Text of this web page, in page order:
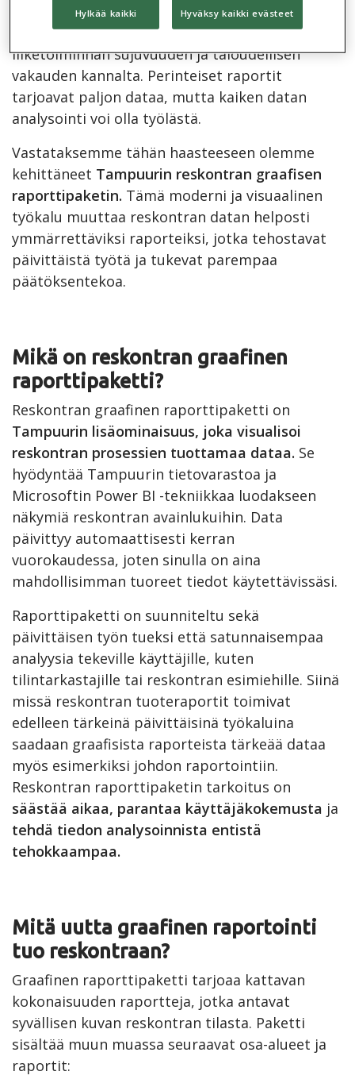
alueista. Tarkka ja ajantasainen tieto saatavista,
maksuista ja tavoitteista on elintärkeää
liiketoiminnan sujuvuuden ja taloudellisen
vakauden kannalta. Perinteiset raportit
tarjoavat paljon dataa, mutta kaiken datan
analysointi voi olla työlästä.
Vastataksemme tähän haasteeseen olemme
kehittäneet Tampuurin reskontran graafisen
raporttipaketin. Tämä moderni ja visuaalinen
työkalu muuttaa reskontran datan helposti
ymmärrettäviksi raporteiksi, jotka tehostavat
päivittäistä työtä ja tukevat parempaa
päätöksentekoa.
Mikä on reskontran graafinen
raporttipaketti?
Reskontran graafinen raporttipaketti on
Tampuurin lisäominaisuus, joka visualisoi
reskontran prosessien tuottamaa dataa. Se
hyödyntää Tampuurin tietovarastoa ja
Microsoftin Power BI -tekniikkaa luodakseen
näkymiä reskontran avainlukuihin. Data
päivittyy automaattisesti kerran
vuorokaudessa, joten sinulla on aina
mahdollisimman tuoreet tiedot käytettävissäsi.
Raporttipaketti on suunniteltu sekä
päivittäisen työn tueksi että satunnaisempaa
analyysia tekeville käyttäjille, kuten
tilintarkastajille tai reskontran esimiehille. Siinä
missä reskontran tuoteraportit toimivat
edelleen tärkeinä päivittäisinä työkaluina
saadaan graafisista raporteista tärkeää dataa
myös esimerkiksi johdon raportointiin.
Reskontran raporttipaketin tarkoitus on
säästää aikaa, parantaa käyttäjäkokemusta ja
tehdä tiedon analysoinnista entistä
tehokkaampaa.
Mitä uutta graafinen raportointi
tuo reskontraan?
Graafinen raporttipaketti tarjoaa kattavan
kokonaisuuden raportteja, jotka antavat
syvällisen kuvan reskontran tilasta. Paketti
sisältää muun muassa seuraavat osa-alueet ja
raportit:
Hylkää kaikki Hyväksy kaikki evästeet